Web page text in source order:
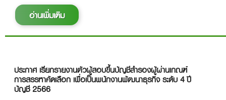
อ่านเพิ่มเติม
ประกาศ เรียกรายงานตัวผู้สอบขึ้นบัญชีสำรองผู้ผ่านเกณฑ์
การสรรหาคัดเลือก เพื่อเป็นพนักงานพัฒนาธุรกิจ ระดับ 4 ปี
บัญชี 2566